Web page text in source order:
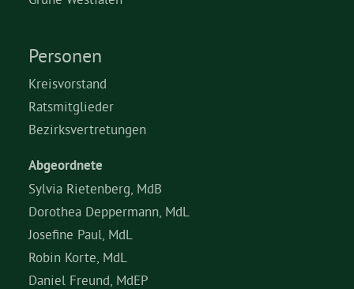
Personen
Kreisvorstand
Ratsmitglieder
Bezirksvertretungen
Abgeordnete
Sylvia Rietenberg, MdB
Dorothea Deppermann, MdL
Josefine Paul, MdL
Robin Korte, MdL
Daniel Freund, MdEP